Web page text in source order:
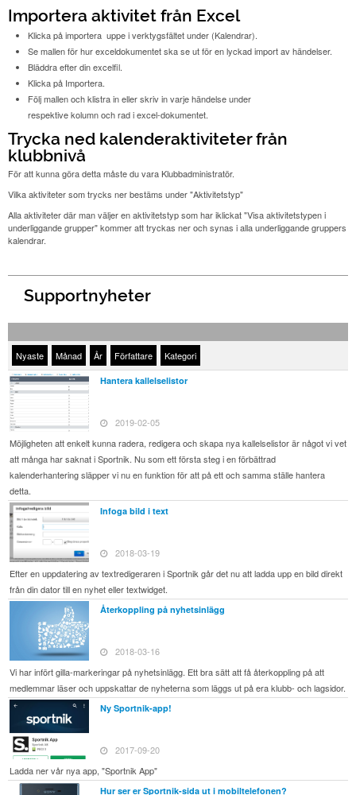
Importera aktivitet från Excel
Klicka på importera uppe i verktygsfältet under (Kalendrar).
Se mallen för hur exceldokumentet ska se ut för en lyckad import av händelser.
Bläddra efter din excelfil.
Klicka på Importera.
Följ mallen och klistra in eller skriv in varje händelse under
respektive kolumn och rad i excel-dokumentet.
Trycka ned kalenderaktiviteter från
klubbnivå
För att kunna göra detta måste du vara Klubbadministratör.
Vilka aktiviteter som trycks ner bestäms under "Aktivitetstyp"
Alla aktiviteter där man väljer en aktivitetstyp som har iklickat "Visa aktivitetstypen i
underliggande grupper" kommer att tryckas ner och synas i alla underliggande gruppers
kalendrar.
Supportnyheter
Nyaste Månad År Författare Kategori
Hantera kallelselistor
2019-02-05
Möjligheten att enkelt kunna radera, redigera och skapa nya kallelselistor är något vi vet
att många har saknat i Sportnik. Nu som ett första steg i en förbättrad
kalenderhantering släpper vi nu en funktion för att på ett och samma ställe hantera
detta.
Infoga bild i text
2018-03-19
Efter en uppdatering av textredigeraren i Sportnik går det nu att ladda upp en bild direkt
från din dator till en nyhet eller textwidget.
Återkoppling på nyhetsinlägg
2018-03-16
Vi har infört gilla-markeringar på nyhetsinlägg. Ett bra sätt att få återkoppling på att
medlemmar läser och uppskattar de nyheterna som läggs ut på era klubb- och lagsidor.
Ny Sportnik-app!
2017-09-20
Ladda ner vår nya app, "Sportnik App"
Hur ser er Sportnik-sida ut i mobiltelefonen?